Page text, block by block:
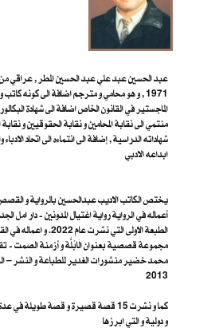
عبد الحسين عبد علي عبد الحسين المطر , عراقي
1971 , و هو محامي و مترجم اضافة الى كونه
الماجستير في القانون الخاص اضافة الى شهادة
منتمي الى نقابة المحامين و نقابة الحقوقيين و
شهاداته الدراسية , إضافة الى انتماءه الى اتحاد
ابداعه الادبي
يختص الكاتب الاديب عبدالحسين بالرواية و
أعماله في الرواية رواية اغتيال المدونين - دار امل
الطبعة الاولى التي نشرت
مجموعة قصصية بعنوان الَابُلَّة و أزمنة الصمت -
محمد خضير منشورات الغدير للطباعة و النشر –
2013
و دولية و التي ابرزها